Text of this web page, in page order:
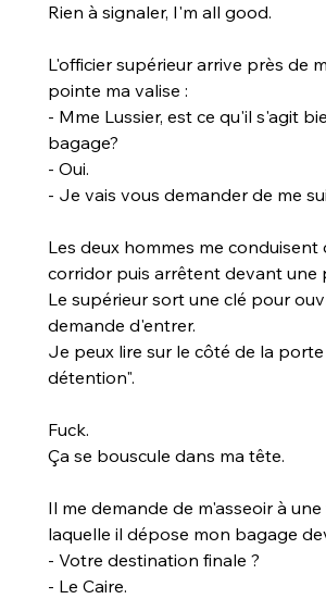
Rien à signaler, I'm all good.
L'officier supérieur arrive près de
pointe ma valise :
- Mme Lussier, est ce qu'il s'agit
bagage?
- Oui.
- Je vais vous demander de me
Les deux hommes me conduisent
corridor puis arrêtent devant une
Le supérieur sort une clé pour
demande d'entrer.
Je peux lire sur le côté de la porte
détention".
Fuck.
Ça se bouscule dans ma tête.
Il me demande de m'asseoir à
laquelle il dépose mon bagage
- Votre destination finale ?
- Le Caire.